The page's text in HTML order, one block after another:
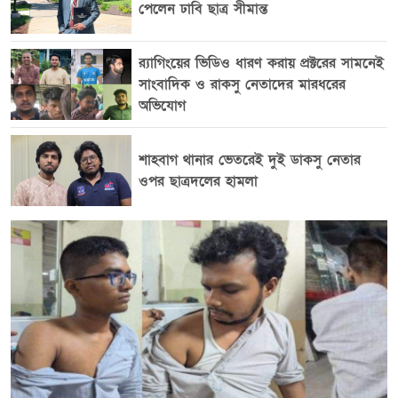
তিনি জানান, অনার্স সম্পন্ন করার পর আবারও চীনে ফিরে
আসার পেছনে মূল অনুপ্রেরণা ছিল এখানকার শিক্ষার পরিবেশ।
পাশাপাশি পূর্ণ বৃত্তি পাওয়া তার জন্য বড় একটি সুযোগ হয়ে
এসেছে। চীনের ফুজিয়ান প্রদেশের শিয়ামেন শহরটি প্রাকৃতিক
সৌন্দর্য ও আধুনিক নগরায়নের এক অনন্য উদাহরণ। দ্বীপঘেরা
এই শহরের একদিকে বিস্তীর্ণ সমুদ্রসৈকত, অন্যদিকে সারিবদ্ধ
পাহাড়মালা—যা পুরো পরিবেশকে করেছে মনোমুগ্ধকর। শহরের
রাস্তাঘাট পরিকল্পিত, পরিচ্ছন্ন এবং সবুজে ঘেরা। পথচারী,
সাইকেল ও মোটরযানের জন্য আলাদা লেন থাকায় চলাচলে
শৃঙ্খলা বজায় থাকে। এমনকি জেব্রা ক্রসিংয়ে পথচারী দাঁড়ালেই
যানবাহন থেমে যায়—যা নাগরিক সচেতনতার একটি স্পষ্ট
উদাহরণ। শিক্ষার পরিবেশ নিয়ে মুমতাহিনা বলেন, চীনের
বিশ্ববিদ্যালয়গুলো যেন মেধা গড়ার কেন্দ্র। লাইব্রেরিগুলোতে
প্রবেশ করলে নীরবতা ও মনোযোগের এক ভিন্ন জগৎ অনুভব
করা যায়। বসার জন্য আগাম নিবন্ধনের ব্যবস্থা, শীতাতপ
নিয়ন্ত্রিত পরিবেশ এবং বিপুলসংখ্যক বই—সব মিলিয়ে
পড়াশোনার জন্য আদর্শ পরিবেশ তৈরি হয়েছে। চীনের
পেলেন ঢাবি ছাত্র সীমান্ত
র‍্যাগিংয়ের ভিডিও ধারণ করায় প্রক্টরের সামনেই
সাংবাদিক ও রাকসু নেতাদের মারধরের
অভিযোগ
শাহবাগ থানার ভেতরেই দুই ডাকসু নেতার
ওপর ছাত্রদলের হামলা